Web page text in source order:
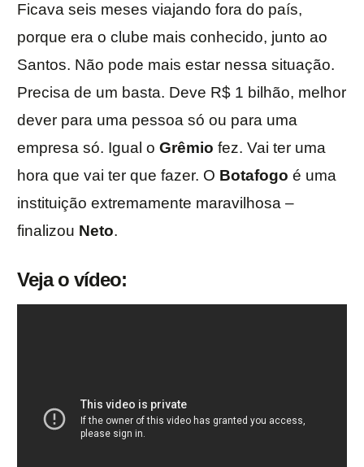
Ficava seis meses viajando fora do país,
porque era o clube mais conhecido, junto ao
Santos. Não pode mais estar nessa situação.
Precisa de um basta. Deve R$ 1 bilhão, melhor
dever para uma pessoa só ou para uma
empresa só. Igual o Grêmio fez. Vai ter uma
hora que vai ter que fazer. O Botafogo é uma
instituição extremamente maravilhosa –
finalizou Neto.
Veja o vídeo: